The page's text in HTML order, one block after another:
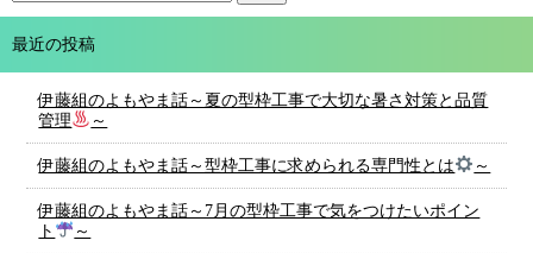
最近の投稿
伊藤組のよもやま話～夏の型枠工事で大切な暑さ対策と品質
管理
～
伊藤組のよもやま話～型枠工事に求められる専門性とは ～
伊藤組のよもやま話～7月の型枠工事で気をつけたいポイン
ト
～